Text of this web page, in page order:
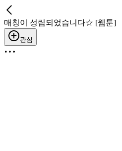
매칭이 성립되었습니다☆ [웹툰]
관심